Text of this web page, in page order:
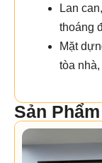
Lan
thoáng
Mặt
tòa
Sản